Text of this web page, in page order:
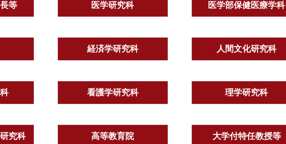
等 医学研究科 医学部保健医療学科
経済学研究科 人間文化研究科
看護学研究科 理学研究科
究科 高等教育院 大学付特任教授等